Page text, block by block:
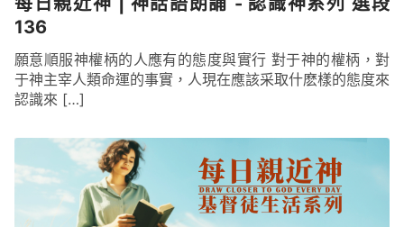
136
願意順服神權柄的人應有的態度與實行 對于神的權柄，對
于神主宰人類命運的事實，人現在應該采取什麽樣的態度來
認識來 […]